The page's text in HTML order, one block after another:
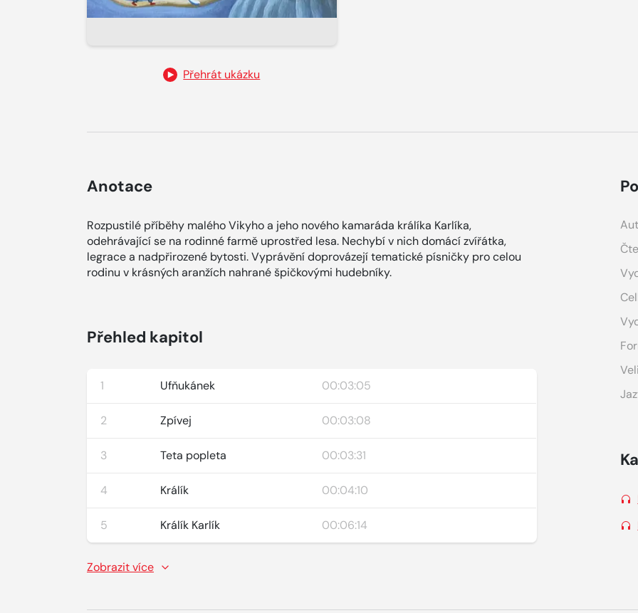
Přehrát ukázku
Anotace
Rozpustilé příběhy malého Vikyho a jeho nového kamaráda králíka Karlíka,
odehrávající se na rodinné farmě uprostřed lesa. Nechybí v nich domácí zvířátka,
legrace a nadpřirozené bytosti. Vyprávění doprovázejí tematické písničky pro celou
rodinu v krásných aranžích nahrané špičkovými hudebníky.
Přehled kapitol
1 Ufňukánek 00:03:05
2 Zpívej 00:03:08
3 Teta popleta 00:03:31
4 Králík 00:04:10
5 Králík Karlík 00:06:14
Zobrazit více